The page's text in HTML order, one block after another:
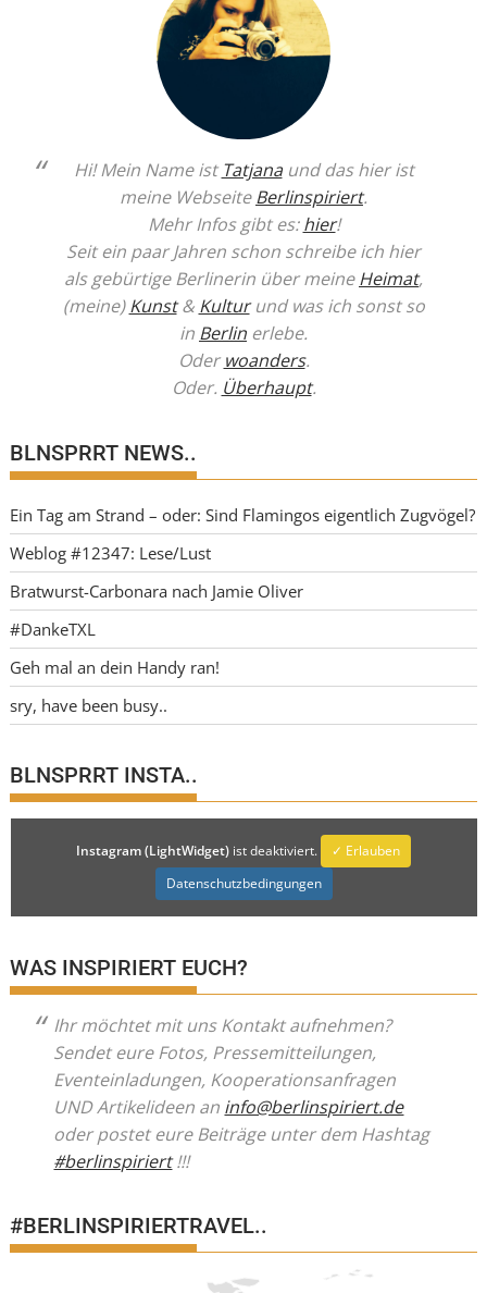
Hi! Mein Name ist Tatjanaund das hier ist
meine WebseiteBerlinspiriert.
Mehr Infos gibt es:hier!
Seit ein paar Jahren schon schreibe ich hier
als gebürtige Berlinerin über meineHeimat,
(meine)Kunst& Kulturund was ich sonst so
in Berlin erlebe.
Oderwoanders.
Oder. Überhaupt.
BLNSPRRT NEWS..
Ein Tag am Strand – oder: Sind Flamingos eigentlich Zugvögel?
Weblog #12347: Lese/Lust
Bratwurst-Carbonara nach Jamie Oliver
#DankeTXL
Geh mal an dein Handy ran!
sry, have been busy..
BLNSPRRT INSTA..
Instagram (LightWidget) ist deaktiviert.
✓ Erlauben
Datenschutzbedingungen
WAS INSPIRIERT EUCH?
Ihr möchtet mit uns Kontakt aufnehmen?
Sendet eure Fotos, Pressemitteilungen,
Eventeinladungen, Kooperationsanfragen
UND Artikelideen an info@berlinspiriert.de
oder postet eure Beiträge unter dem Hashtag
#berlinspiriert!!!
#BERLINSPIRIERTRAVEL..